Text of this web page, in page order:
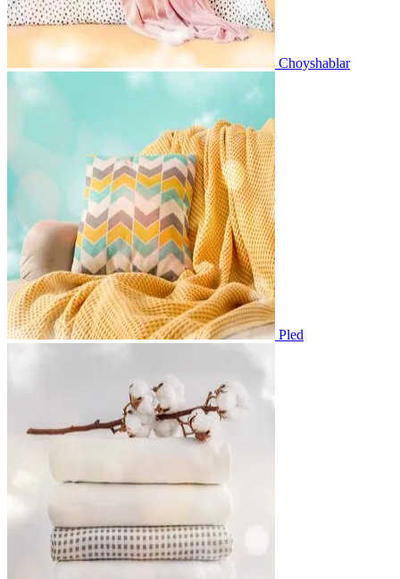
Choyshablar
Pled